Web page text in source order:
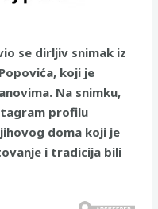
se dirljiv snimak iz
koji je
Na snimku,
profilu
doma koji je
i tradicija bili